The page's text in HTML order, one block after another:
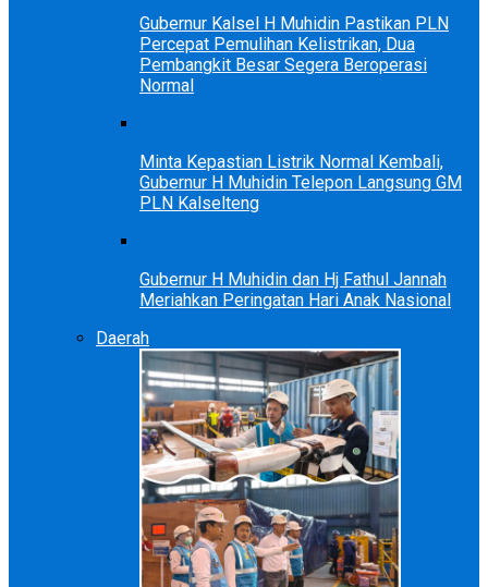
Gubernur Kalsel H Muhidin Pastikan PLN
Percepat Pemulihan Kelistrikan, Dua
Pembangkit Besar Segera Beroperasi
Normal
Minta Kepastian Listrik Normal Kembali,
Gubernur H Muhidin Telepon Langsung GM
PLN Kalselteng
Gubernur H Muhidin dan Hj Fathul Jannah
Meriahkan Peringatan Hari Anak Nasional
Daerah